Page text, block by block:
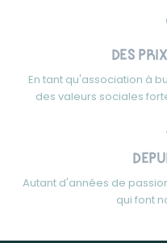
DES
En tant qu'association à
des valeurs sociales
Autant d'années de
qui font